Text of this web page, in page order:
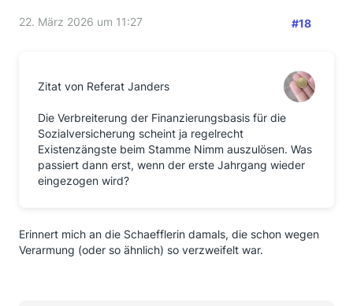
22. März 2026 um 11:27 #18
Zitat von Referat Janders
Die Verbreiterung der Finanzierungsbasis für die
Sozialversicherung scheint ja regelrecht
Existenzängste beim Stamme Nimm auszulösen. Was
passiert dann erst, wenn der erste Jahrgang wieder
eingezogen wird?
Erinnert mich an die Schaefflerin damals, die schon wegen
Verarmung (oder so ähnlich) so verzweifelt war.